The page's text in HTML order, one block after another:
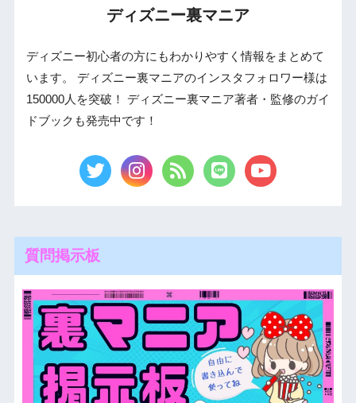
ディズニー裏マニア
ディズニー初心者の方にもわかりやすく情報をまとめて
います。 ディズニー裏マニアのインスタフォロワー様は
150000人を突破！ ディズニー裏マニア著者・監修のガイ
ドブックも発売中です！
質問掲示板